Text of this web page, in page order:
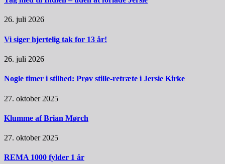
26. juli 2026
Vi siger hjertelig tak for 13 år!
26. juli 2026
Nogle timer i stilhed: Prøv stille-retræte i Jersie Kirke
27. oktober 2025
Klumme af Brian Mørch
27. oktober 2025
REMA 1000 fylder 1 år